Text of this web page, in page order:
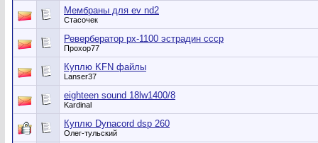
Мембраны для ev nd2
Стасочек
Ревербератор рх-1100 эстрадин ссср
Прохор77
Куплю KFN файлы
Lanser37
eighteen sound 18lw1400/8
Kardinal
Куплю Dynacord dsp 260
Олег-тульский